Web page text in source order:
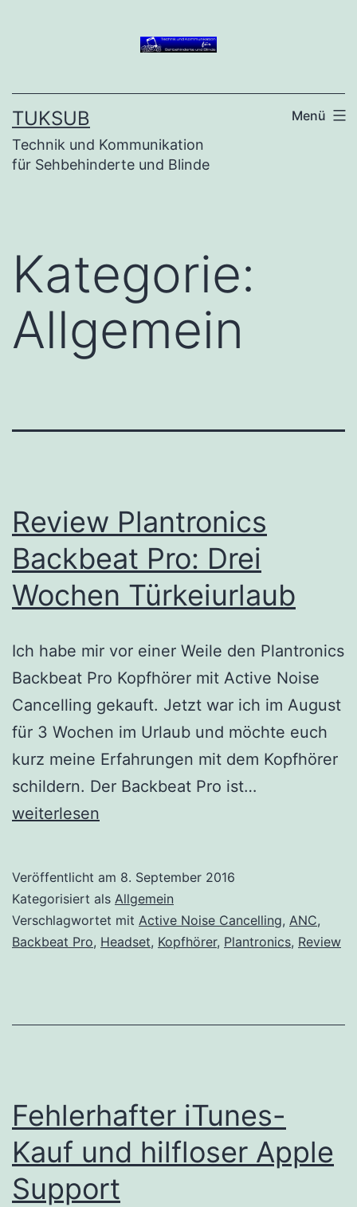
TUKSUB
Technik und Kommunikation
für Sehbehinderte und Blinde
Menü
Kategorie:
Allgemein
Review Plantronics
Backbeat Pro: Drei
Wochen Türkeiurlaub
Ich habe mir vor einer Weile den Plantronics
Backbeat Pro Kopfhörer mit Active Noise
Cancelling gekauft. Jetzt war ich im August
für 3 Wochen im Urlaub und möchte euch
kurz meine Erfahrungen mit dem Kopfhörer
schildern. Der Backbeat Pro ist…
Wochen
Türkeiurlaub
weiterlesen
Veröffentlicht am 8. September 2016
Kategorisiert als Allgemein
Verschlagwortet mit Active Noise Cancelling, ANC,
Backbeat Pro, Headset, Kopfhörer, Plantronics, Review
Fehlerhafter iTunes-
Kauf und hilfloser Apple
Support